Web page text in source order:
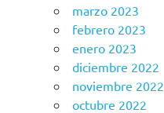
marzo 2023
febrero 2023
enero 2023
diciembre 2022
noviembre 2022
octubre 2022